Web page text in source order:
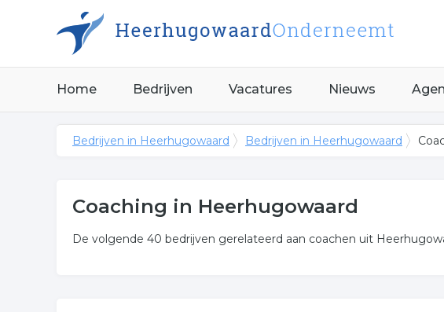
Home Bedrijven Vacatures Nieuws
Bedrijven in Heerhugowaard Bedrijven in Heerhugowaard
Coaching in Heerhugowaard
De volgende 40 bedrijven gerelateerd aan coachen uit